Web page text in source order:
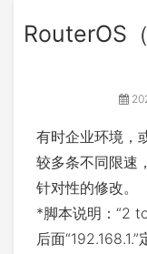
RouterOS
有时企业环境，
较多条不同限速
针对性的修改。
*脚本说明：“2
后面